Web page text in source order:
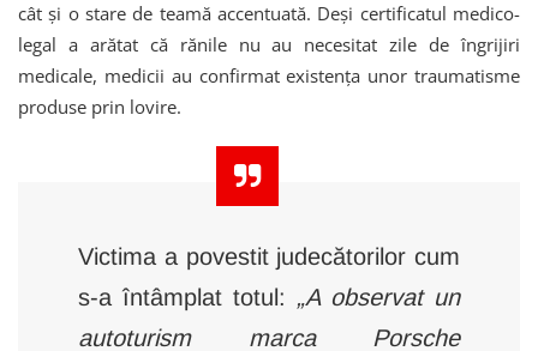
cât și o stare de teamă accentuată. Deși certificatul medico-
legal a arătat că rănile nu au necesitat zile de îngrijiri
medicale, medicii au confirmat existența unor traumatisme
produse prin lovire.
Victima a povestit judecătorilor cum
s-a întâmplat totul: „A observat un
autoturism marca Porsche